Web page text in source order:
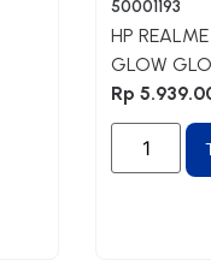
50001193
HP
GLOW
Rp